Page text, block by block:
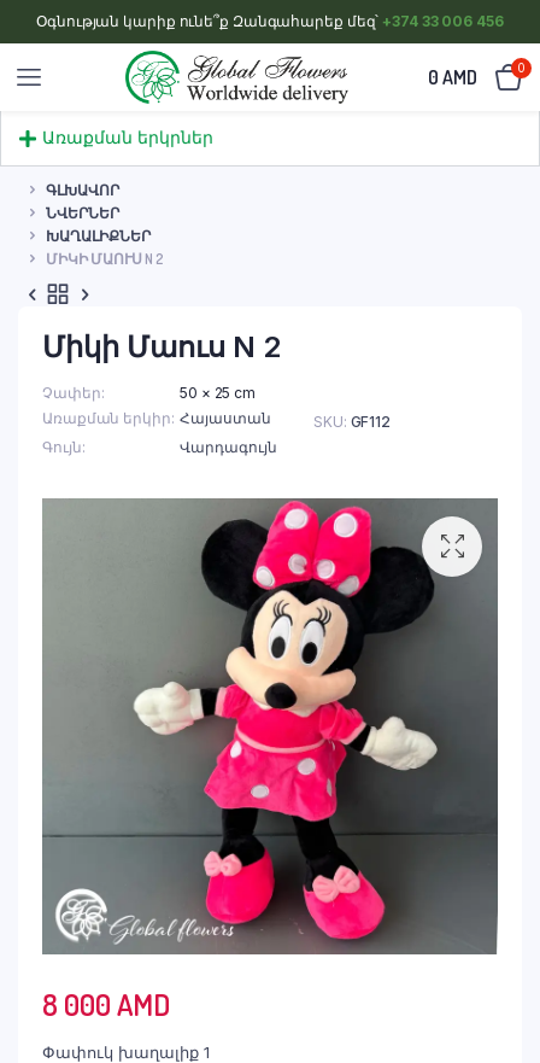
Օգնության կարիք ունե՞ք Զանգահարեք մեզ՝ +374 33 006 456
0 AMD 0
Առաքման երկրներ
ԳԼԽԱՎՈՐ
ՆՎԵՐՆԵՐ
ԽԱՂԱԼԻՔՆԵՐ
ՄԻԿԻ ՄԱՈՒՍ N 2
Միկի Մաուս N 2
Չափեր
50 × 25 cm
Առաքման երկիր Հայաստան
Գույն
Վարդագույն
SKU: GF112
8 000AMD
Փափուկ խաղալիք 1